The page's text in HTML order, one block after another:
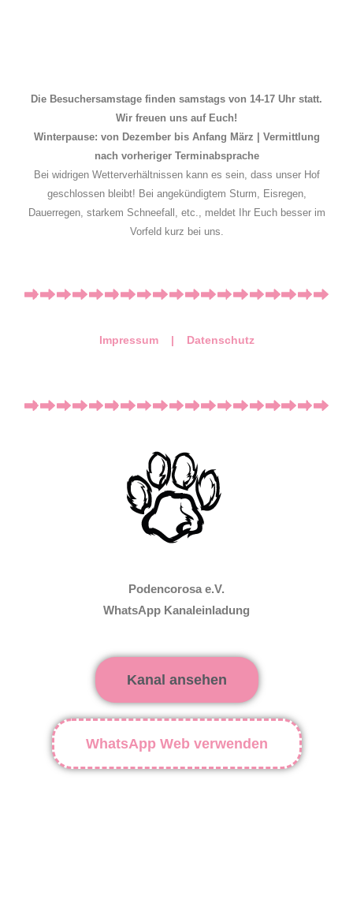
Die Besuchersamstage finden samstags von 14-17 Uhr statt.
Wir freuen uns auf Euch!
Winterpause: von Dezember bis Anfang März | Vermittlung
nach vorheriger Terminabsprache
Bei widrigen Wetterverhältnissen kann es sein, dass unser Hof
geschlossen bleibt! Bei angekündigtem Sturm, Eisregen,
Dauerregen, starkem Schneefall, etc., meldet Ihr Euch besser im
Vorfeld kurz bei uns.
Impressum | Datenschutz
Podencorosa e.V.
WhatsApp Kanaleinladung
Kanal ansehen
WhatsApp Web verwenden